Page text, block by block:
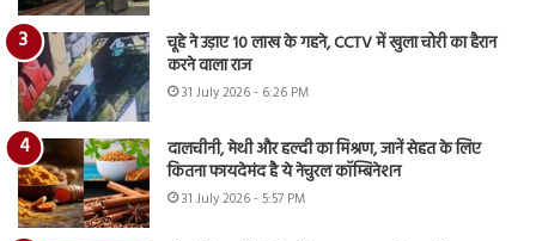
चूहे ने उड़ाए 10 लाख के गहने, CCTV में खुला चोरी का हैरान
करने वाला राज
31 July 2026 - 6:26 PM
दालचीनी, मेथी और हल्दी का मिश्रण, जानें सेहत के लिए
कितना फायदेमंद है ये नेचुरल कॉम्बिनेशन
31 July 2026 - 5:57 PM